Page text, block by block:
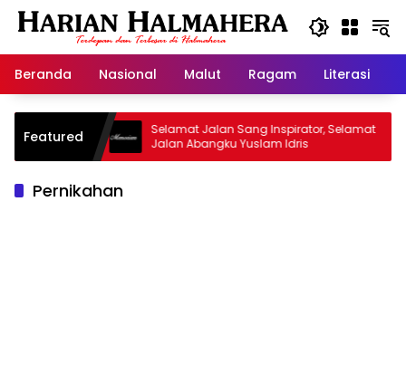
Langsung
Beranda
Nasional Malut Ragam Literasi
Featured
Selamat Jalan Sang Inspirator, Selamat
Jalan Abangku Yuslam Idris
Pernikahan